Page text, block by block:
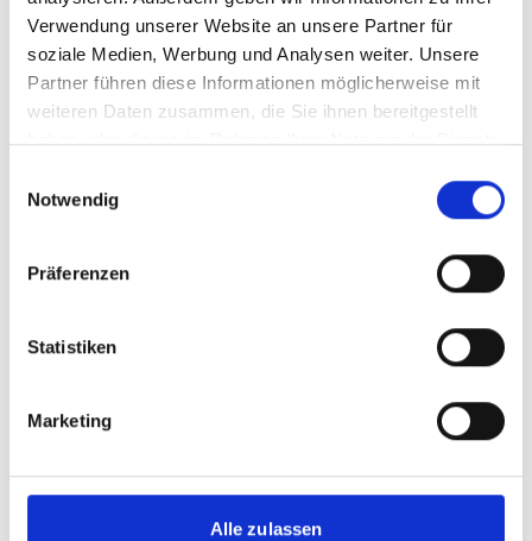
Verwendung unserer Website an unsere Partner für
soziale Medien, Werbung und Analysen weiter. Unsere
Partner führen diese Informationen möglicherweise mit
weiteren Daten zusammen, die Sie ihnen bereitgestellt
haben oder die sie im Rahmen Ihrer Nutzung der Dienste
Notwendig
Präferenzen
Statistiken
Marketing
Alle zulassen
Länderreport: Costa Rica und Panama
Englisch (externer Link)
Stärkung der Evidenz und der Informationsgrundlage
für politische Entscheidungen